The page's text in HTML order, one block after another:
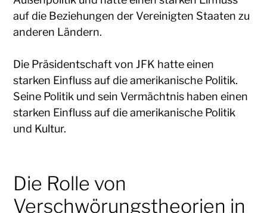
auf die Beziehungen der Vereinigten Staaten zu
anderen Ländern.
Die Präsidentschaft von JFK hatte einen
starken Einfluss auf die amerikanische Politik.
Seine Politik und sein Vermächtnis haben einen
starken Einfluss auf die amerikanische Politik
und Kultur.
Die Rolle von
Verschwörungstheorien in